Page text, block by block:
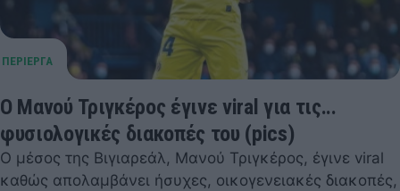
Ο Μανού Τριγκέρος έγινε viral για τις...
φυσιολογικές διακοπές του (pics)
O μέσος της Βιγιαρεάλ, Μανού Τριγκέρος, έγινε viral
καθώς απολαμβάνει ήσυχες, οικογενειακές διακοπές,